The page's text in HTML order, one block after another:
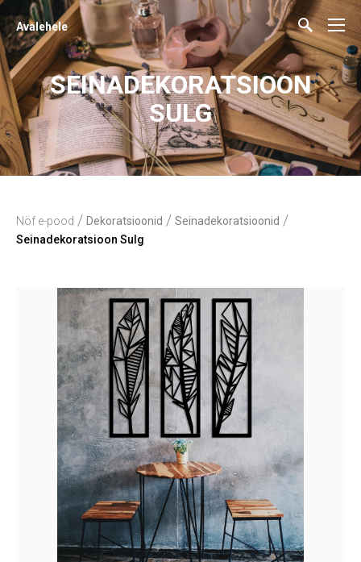
Avalehele
SEINADEKORATSIOON
SULG
Nöf e-pood / Dekoratsioonid / Seinadekoratsioonid /
Seinadekoratsioon Sulg